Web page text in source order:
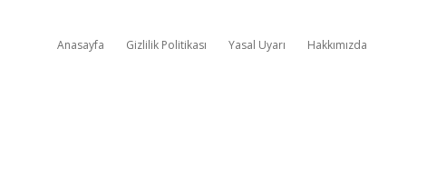
Anasayfa Gizlilik Politikası Yasal Uyarı Hakkımızda